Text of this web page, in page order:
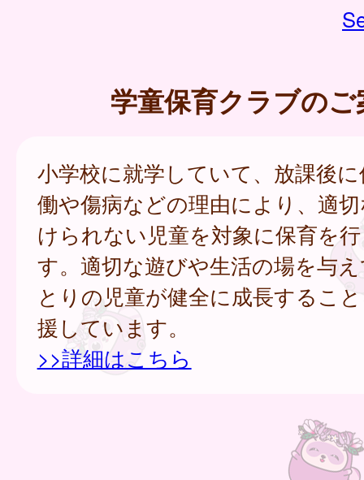
学童保育クラブのご
小学校に就学していて、放課後
働や傷病などの理由により、適
けられない児童を対象に保育を
す。適切な遊びや生活の場を与
とりの児童が健全に成長するこ
援しています。
>>詳細はこちら